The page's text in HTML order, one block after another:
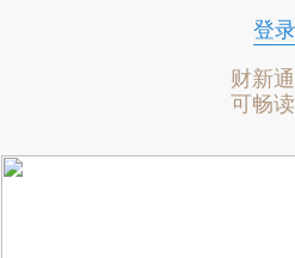
登录
财新
可畅